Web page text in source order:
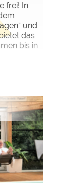
frei! In
und
das
bis in